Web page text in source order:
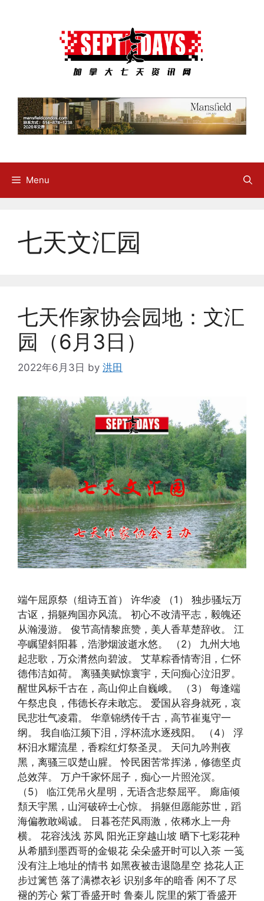
Menu
七天文汇园
七天作家协会园地：文汇
园（6月3日）
2022年6月3日 by 洪田
端午屈原祭（组诗五首） 许华凌 （1） 独步骚坛万
古讴，捐躯殉国亦风流。 初心不改清平志，毅魄还
从瀚漫游。 俊节高情黎庶赞，美人香草楚辞收。 江
亭瞩望斜阳暮，浩渺烟波逝水悠。 （2） 九州大地
起悲歌，万众潸然向碧波。 艾草粽香情寄泪，仁怀
德伟洁如荷。 离骚美赋惊寰宇，天问痴心泣汨罗。
醒世风标千古在，高山仰止自巍峨。 （3） 每逢端
午祭忠良，伟德长存未敢忘。 爱国从容身就死，哀
民悲壮气凌霜。 华章锦绣传千古，高节崔嵬守一
纲。 我自临江频下泪，浮杯流水逐残阳。 （4） 浮
杯汨水耀流星，香粽红灯祭圣灵。 天问九吟荆夜
黑，离骚三叹楚山腥。 怜民困苦常挥涕，修德坚贞
总效萍。 万户千家怀屈子，痴心一片照沧溟。
（5） 临江凭吊火星明，无语含悲祭屈平。 廊庙倾
頽天宇黑，山河破碎士心惊。 捐躯但愿能苏世，蹈
海偏教敢竭诚。 日暮苍茫风雨激，依稀水上一舟
横。 花容浅浅 苏凤 阳光正穿越山坡 晒下七彩花种
从希腊到墨西哥的金银花 朵朵盛开时可以入茶 一笺
没有注上地址的情书 如黑夜被击退隐星空 捻花人正
步过篱笆 落了满襟衣衫 识别多年的暗香 闲不了尽
褪的芳心 紫丁香盛开时 鲁秦儿 院里的紫丁香盛开